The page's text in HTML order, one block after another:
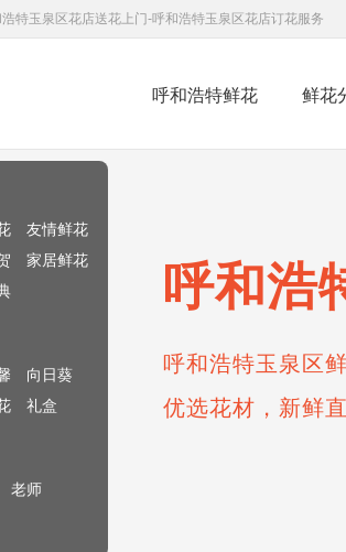
特玉泉区花店送花上门-呼和浩特玉泉区花店订花服务
呼和浩特鲜花 鲜花
呼和浩
呼和浩特玉泉区
优选花材，新鲜
友情鲜花
家居鲜花
向日葵
礼盒
老师